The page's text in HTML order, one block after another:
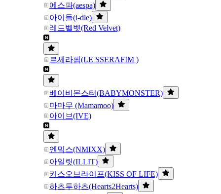
에스파(aespa)
아이들(i-dle)
레드벨벳(Red Velvet)
르세라핌(LE SSERAFIM )
베이비몬스터(BABYMONSTER)
마마무 (Mamamoo)
아이브(IVE)
엔믹스(NMIXX)
아일릿(ILLIT)
키스오브라이프(KISS OF LIFE)
하츠투하츠(Hearts2Hearts)